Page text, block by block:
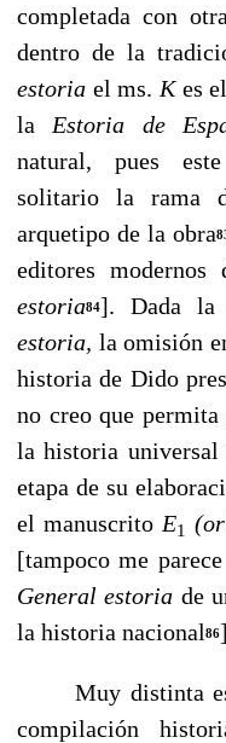
completada con
dentro de la
estoria el ms. K es
la Estoria de
natural, pues
solitario la rama
arquetipo de la obra
editores
estoria84]. Dada la
estoria, la omisión
historia de Dido
no creo que permita
la historia universal
etapa de su
el manuscrito E1
[tampoco me
General estoria de
la historia nacional86
Muy distinta es
compilación